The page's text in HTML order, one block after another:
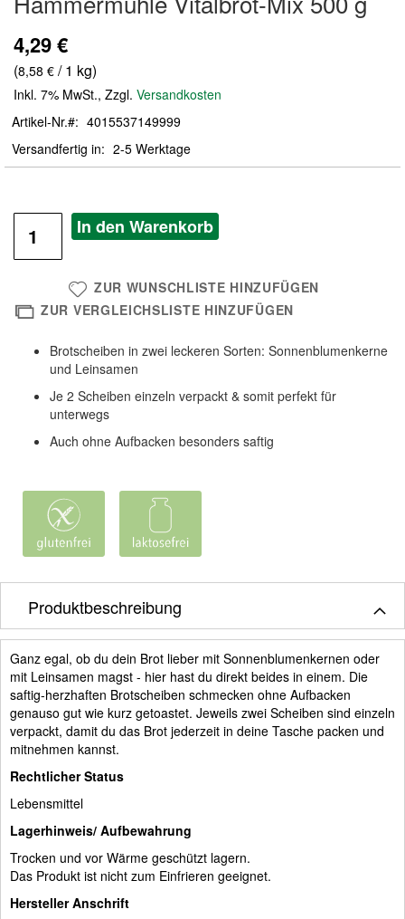
der
Bildergalerie
springen
4,29 €
(8,58 € / 1 kg)
Inkl. 7% MwSt., Zzgl. Versandkosten
Artikel-Nr.
4015537149999
Versandfertig in
2-5 Werktage
In den Warenkorb
ZUR WUNSCHLISTE HINZUFÜGEN
ZUR VERGLEICHSLISTE HINZUFÜGEN
Brotscheiben in zwei leckeren Sorten: Sonnenblumenkerne
und Leinsamen
Je 2 Scheiben einzeln verpackt & somit perfekt für
unterwegs
Auch ohne Aufbacken besonders saftig
Produktbeschreibung
Ganz egal, ob du dein Brot lieber mit Sonnenblumenkernen oder
mit Leinsamen magst - hier hast du direkt beides in einem. Die
saftig-herzhaften Brotscheiben schmecken ohne Aufbacken
genauso gut wie kurz getoastet. Jeweils zwei Scheiben sind einzeln
verpackt, damit du das Brot jederzeit in deine Tasche packen und
mitnehmen kannst.
Rechtlicher Status
Lebensmittel
Lagerhinweis/ Aufbewahrung
Trocken und vor Wärme geschützt lagern.
Das Produkt ist nicht zum Einfrieren geeignet.
Hersteller Anschrift